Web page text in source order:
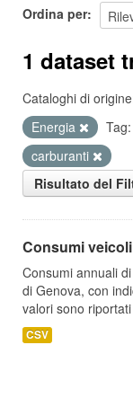
Ordina per
1 dataset
Cataloghi di
Energia
Tag:
carburanti
Risultato del
Consumi
Consumi annuali
di Genova, con
valori sono
CSV